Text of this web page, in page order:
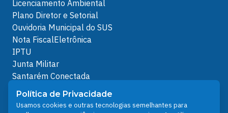
Licenciamento Ambiental
Plano Diretor e Setorial
Ouvidoria Municipal do SUS
Nota FiscalEletrônica
IPTU
Junta Militar
Santarém Conectada
Política de Privacidade
People illustrations by Storyset
Política de Privacidade
Usamos cookies e outras tecnologias semelhantes para